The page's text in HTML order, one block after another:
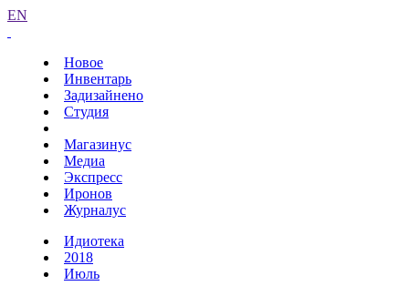
EN
Новое
Инвентарь
Задизайнено
Студия
Магазинус
Медиа
Экспресс
Иронов
Журналус
Идиотека
2018
Июль